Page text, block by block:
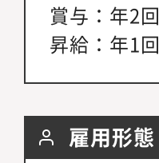
賞与：年2回
昇給：年1回
雇用形態